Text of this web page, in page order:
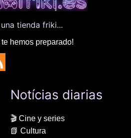
tienda friki...
hemos preparado!
Notícias diarias
🎬 Cine y series
📗 Cultura